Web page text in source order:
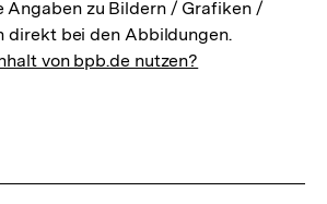
Angaben zu Bildern / Grafiken /
direkt bei den Abbildungen.
von bpb.de nutzen?